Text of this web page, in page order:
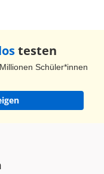
testen
Schüler*innen